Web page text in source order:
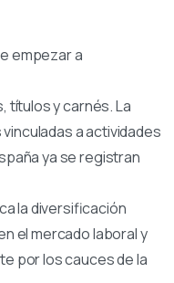
empezar a
títulos y carnés. La
a actividades
ya se registran
la diversificación
el mercado laboral y
por los cauces de la